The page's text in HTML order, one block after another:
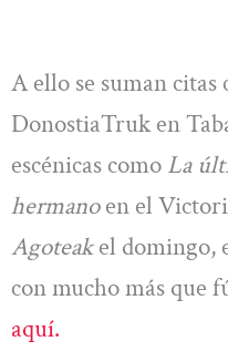
A ello se suman
DonostiaTruk en
escénicas como La
hermanoen el
Agoteakel domingo,
con mucho más que
aquí.